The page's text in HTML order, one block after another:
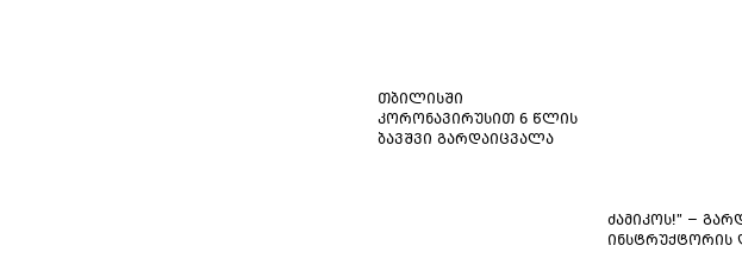
თბილისში
კორონავირუსით 6 წლის
ბავშვი გარდაიცვალა
ძამიკოს!” –
ინსტრუქტორის